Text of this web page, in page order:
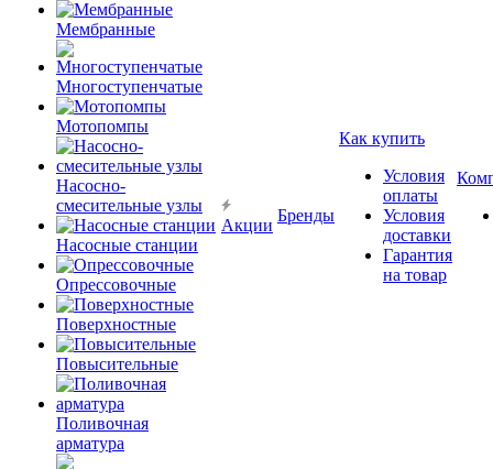
Мембранные
Многоступенчатые
Мотопомпы
Насосно-
смесительные узлы
Насосные станции
Опрессовочные
Поверхностные
Повысительные
Поливочная
арматура
Акции
Бренды
Как купить
Условия
оплаты
Условия
доставки
Гарантия
на товар